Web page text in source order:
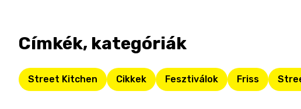
Címkék, kategóriák
Street Kitchen Cikkek Fesztiválok Friss